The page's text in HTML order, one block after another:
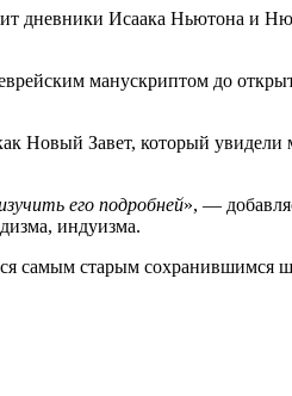
дневники Исаака Ньютона и
манускриптом до
Новый Завет, который
его подробней», —
индуизма.
самым старым сохранившимся